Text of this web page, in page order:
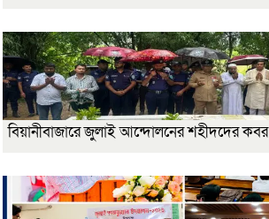
বিয়ানীবাজারে জুলাই আন্দোলনের শহীদদের কবর